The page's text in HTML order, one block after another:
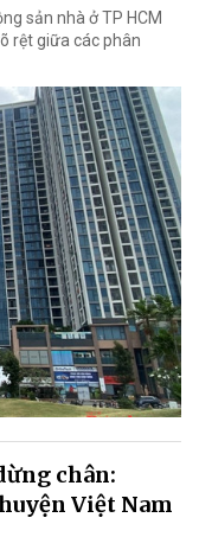
sản nhà ở TP HCM
rệt giữa các phân
chân:
Việt Nam